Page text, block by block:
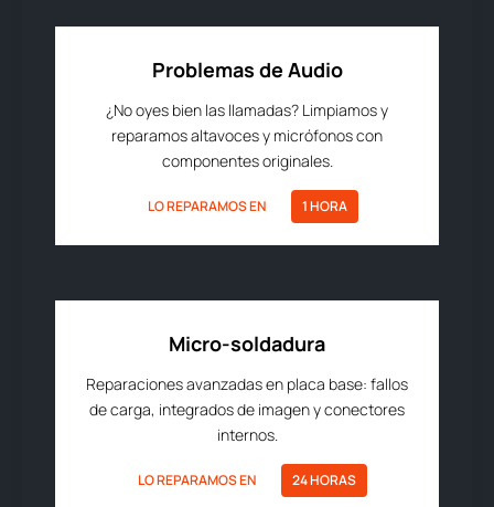
Problemas de Audio
¿No oyes bien las llamadas? Limpiamos y
reparamos altavoces y micrófonos con
componentes originales.
LO REPARAMOS EN 1 HORA
Micro-soldadura
Reparaciones avanzadas en placa base: fallos
de carga, integrados de imagen y conectores
internos.
LO REPARAMOS EN 24 HORAS